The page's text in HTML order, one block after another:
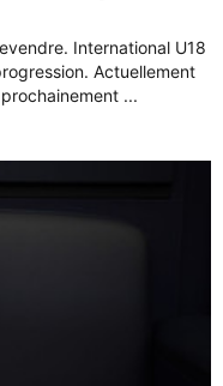
International U18
Actuellement
...